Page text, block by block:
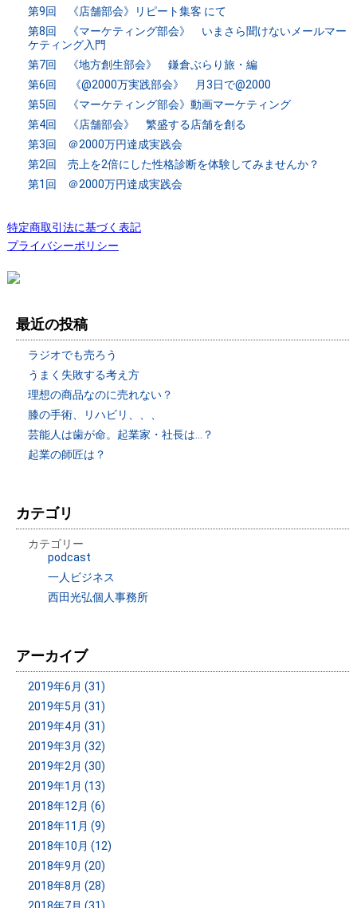
第9回 《店舗部会》リピート集客 にて
第8回 《マーケティング部会》 いまさら聞けないメールマー
ケティング入門
第7回 《地方創生部会》 鎌倉ぶらり旅・編
第6回 《@2000万実践部会》 月3日で@2000
第5回 《マーケティング部会》動画マーケティング
第4回 《店舗部会》 繁盛する店舗を創る
第3回 ＠2000万円達成実践会
第2回 売上を2倍にした性格診断を体験してみませんか？
第1回 ＠2000万円達成実践会
特定商取引法に基づく表記
プライバシーポリシー
最近の投稿
ラジオでも売ろう
うまく失敗する考え方
理想の商品なのに売れない？
膝の手術、リハビリ、、、
芸能人は歯が命。起業家・社長は…？
起業の師匠は？
カテゴリ
カテゴリー
podcast
一人ビジネス
西田光弘個人事務所
アーカイブ
2019年6月 (31)
2019年5月 (31)
2019年4月 (31)
2019年3月 (32)
2019年2月 (30)
2019年1月 (13)
2018年12月 (6)
2018年11月 (9)
2018年10月 (12)
2018年9月 (20)
2018年8月 (28)